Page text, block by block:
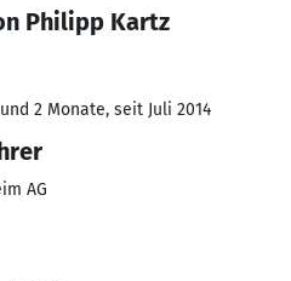
Philipp Kartz
2 Monate, seit Juli 2014
AG